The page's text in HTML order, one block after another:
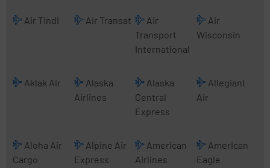
Air Tindi Air Transat
Air
Transport
International
Air
Wisconsin
Aklak Air
Alaska
Airlines
Alaska
Central
Express
Allegiant
Air
Aloha Air
Cargo
Alpine Air
Express
American
Airlines
American
Eagle